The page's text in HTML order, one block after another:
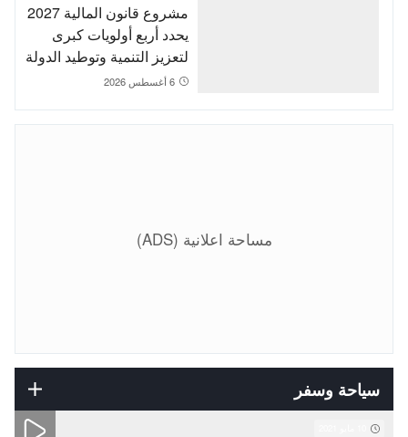
مشروع قانون المالية 2027
يحدد أربع أولويات كبرى
لتعزيز التنمية وتوطيد الدولة
الاجتماعية
6 أغسطس 2026
مساحة اعلانية (ADS)
سياحة وسفر